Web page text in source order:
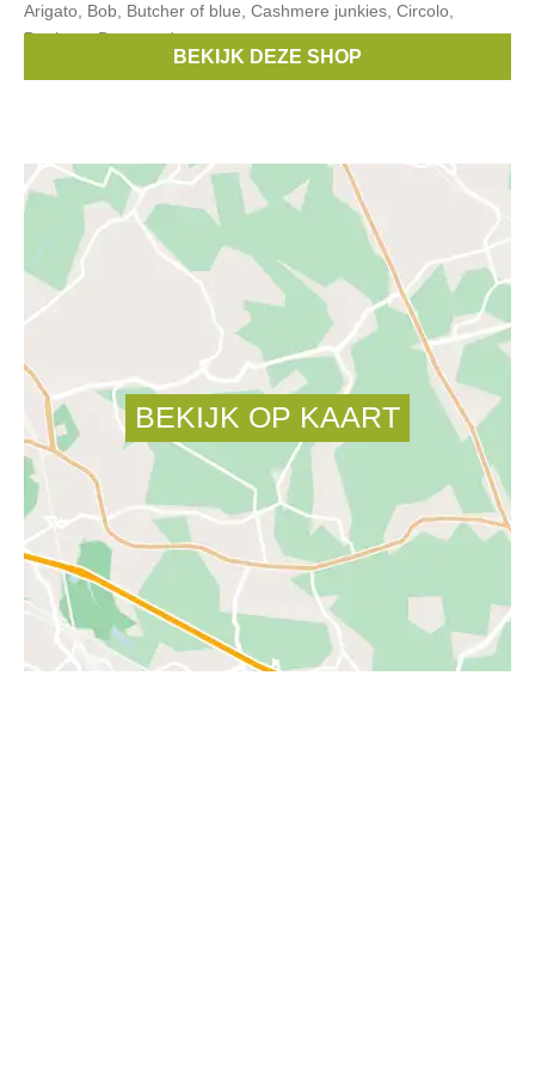
Arigato, Bob, Butcher of blue, Cashmere junkies, Circolo,
Denham, Dstrezzed,
,Liu Jo,Scapa, Mason's
BEKIJK DEZE SHOP